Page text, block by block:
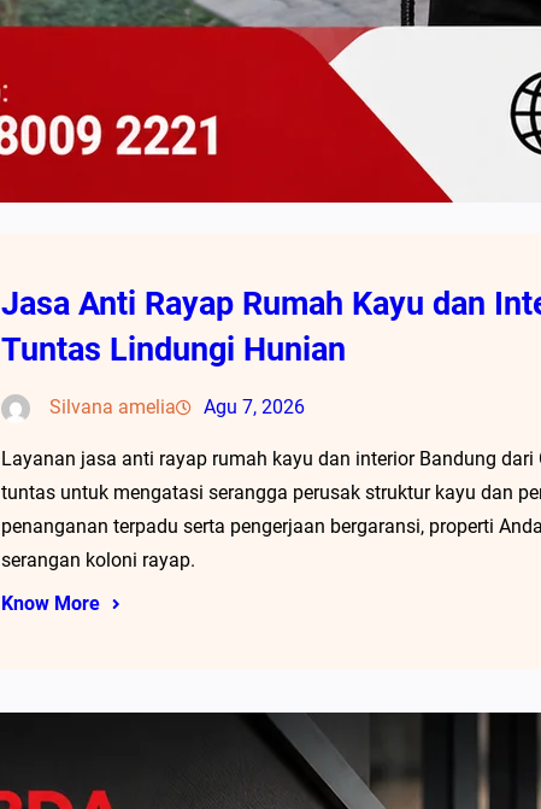
Jasa Anti Rayap Rumah Kayu dan
Tuntas Lindungi Hunian
Silvana amelia Agu 7, 2026
Layanan jasa anti rayap rumah kayu dan interior Bandung
tuntas untuk mengatasi serangga perusak struktur kayu dan
penanganan terpadu serta pengerjaan bergaransi, properti
serangan koloni rayap.
Know More